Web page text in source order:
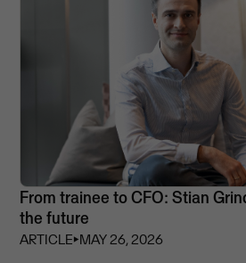
From trainee to CFO: Stian
the future
ARTICLE⏵MAY 26, 2026